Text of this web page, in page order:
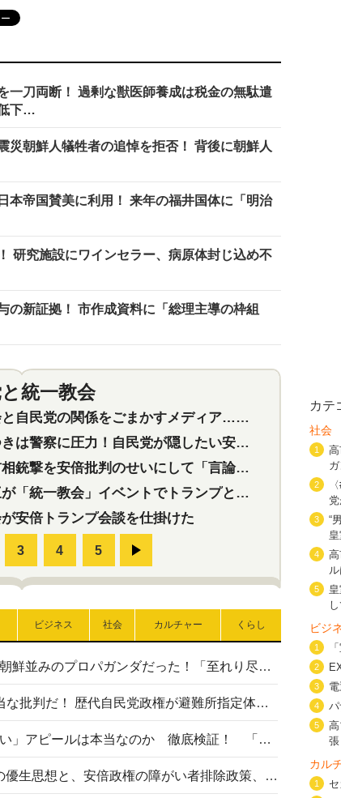
一刀両断！ 過剰な獣医師養成は税金の無駄遣
下…
朝鮮人犠牲者の追悼を拒否！ 背後に朝鮮人
本帝国賛美に利用！ 来年の福井国体に「明治
研究施設にワインセラー、病原体封じ込め不
の新証拠！ 市作成資料に「総理主導の枠組
統一教会
の関係をごまかすメディア…民放は有田芳生に発言自粛を要求
察に圧力！自民党が隠したい安倍元首相と統一教会の深い関係
を安倍批判のせいにして「言論封殺」に利用する自民党応援団
一教会」イベントでトランプと演説！同性婚や夫婦別姓を攻撃
安倍トランプ会談を仕掛けた
ビジネス 社会 カルチャー くらし
高市首相の熊本地震避難所視察は北朝鮮並みのプロパガンダだった！「至れり尽くせり」の選ばれた避難所の一方で実態は…
〈#ミサイルよりクーラーを〉は正当な批判だ！ 歴代自民党政権が避難所指定体育館へのエアコン設置を遅らせてきた客観的事実
高市首相の「休んでない」「寝てない」アピールは本当なのか 徹底検証！ 「資料読み込み」「アイロンがけ」も矛盾だらけ…
相模原事件から10年──植松死刑囚の優生思想と、安倍政権の障がい者排除政策、右派勢力の差別主義との関係を改めて問う
カテ
社会
1
ガ
2
3
“
4
5
ビジ
1
2
3
4
5
張
カル
1